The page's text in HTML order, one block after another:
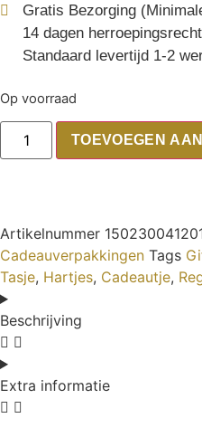
Gratis Bezorging
14 dagen herroepingsrecht
Standaard levertijd 1-2
Op voorraad
TOEVOEGEN
Artikelnummer
Cadeauverpakkingen Tags
Tasje, Hartjes, Cadeautje,
Beschrijving
Extra informatie